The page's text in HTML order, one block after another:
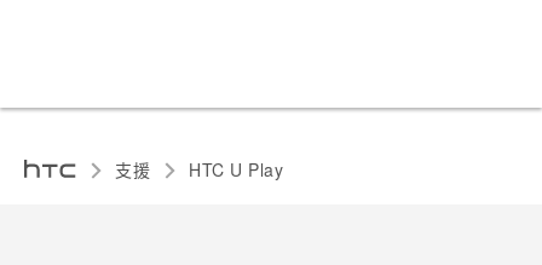
支援 HTC U Play‎